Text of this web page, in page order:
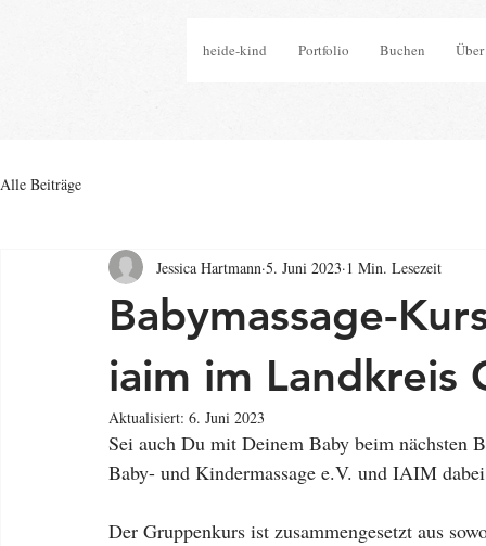
heide-kind Portfolio Buchen
Alle Beiträge
Babymassage-
iaim im Landkreis
Jessica Hartmann 5. Juni 2023 1 Min. Lesezeit
Aktualisiert: 6. Juni 2023
Sei auch Du mit Deinem Baby beim nächsten
Baby- und Kindermassage e.V. und IAIM
Der Gruppenkurs ist zusammengesetzt aus